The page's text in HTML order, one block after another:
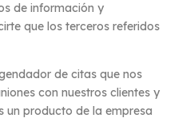
de información y
que los terceros referidos
de citas que nos
con nuestros clientes y
un producto de la empresa